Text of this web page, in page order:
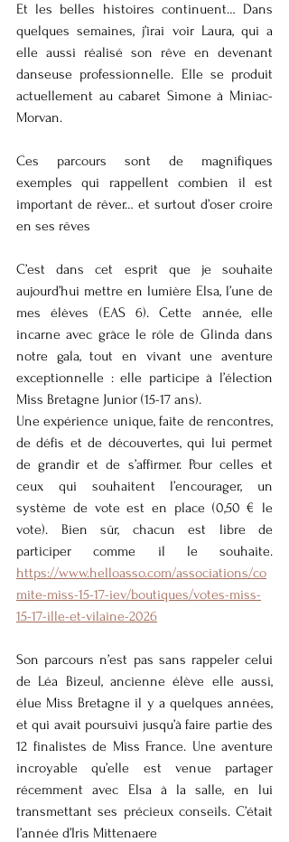
Et les belles histoires continuent… Dans
quelques semaines, j’irai voir Laura, qui a
elle aussi réalisé son rêve en devenant
danseuse professionnelle. Elle se produit
actuellement au cabaret Simone à Miniac-
Morvan.
Ces parcours sont de magnifiques
exemples qui rappellent combien il est
important de rêver… et surtout d’oser croire
en ses rêves
C’est dans cet esprit que je souhaite
aujourd’hui mettre en lumière Elsa, l’une de
mes élèves (EAS 6). Cette année, elle
incarne avec grâce le rôle de Glinda dans
notre gala, tout en vivant une aventure
exceptionnelle : elle participe à l’élection
Miss Bretagne Junior (15-17 ans).
Une expérience unique, faite de rencontres,
de défis et de découvertes, qui lui permet
de grandir et de s’affirmer. Pour celles et
ceux qui souhaitent l’encourager, un
système de vote est en place (0,50 € le
vote). Bien sûr, chacun est libre de
https://www.helloasso.com/associations/co
mite-miss-15-17-iev/boutiques/votes-miss-
15-17-ille-et-vilaine-2026
Son parcours n’est pas sans rappeler celui
de Léa Bizeul, ancienne élève elle aussi,
élue Miss Bretagne il y a quelques années,
et qui avait poursuivi jusqu’à faire partie des
12 finalistes de Miss France. Une aventure
incroyable qu’elle est venue partager
récemment avec Elsa à la salle, en lui
transmettant ses précieux conseils. C’était
l’année d’Iris Mittenaere